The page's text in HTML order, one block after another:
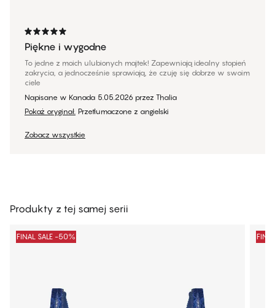
Piękne i wygodne
To jedne z moich ulubionych majtek! Zapewniają idealny stopień
zakrycia, a jednocześnie sprawiają, że czuję się dobrze w swoim
ciele
Napisane w Kanada 5.05.2026 przez Thalia
Pokaż oryginał. Przetłumaczone z angielski
Zobacz wszystkie
Produkty z tej samej serii
FINAL SALE -50%